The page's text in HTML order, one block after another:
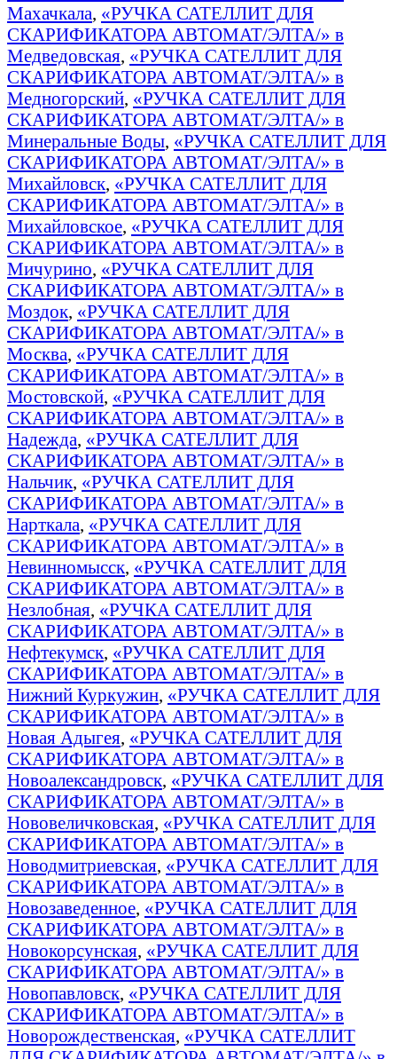
Махачкала, «РУЧКА САТЕЛЛИТ ДЛЯ
СКАРИФИКАТОРА АВТОМАТ/ЭЛТА/» в
Медведовская, «РУЧКА САТЕЛЛИТ ДЛЯ
СКАРИФИКАТОРА АВТОМАТ/ЭЛТА/» в
Медногорский, «РУЧКА САТЕЛЛИТ ДЛЯ
СКАРИФИКАТОРА АВТОМАТ/ЭЛТА/» в
Минеральные Воды, «РУЧКА САТЕЛЛИТ ДЛЯ
СКАРИФИКАТОРА АВТОМАТ/ЭЛТА/» в
Михайловск, «РУЧКА САТЕЛЛИТ ДЛЯ
СКАРИФИКАТОРА АВТОМАТ/ЭЛТА/» в
Михайловское, «РУЧКА САТЕЛЛИТ ДЛЯ
СКАРИФИКАТОРА АВТОМАТ/ЭЛТА/» в
Мичурино, «РУЧКА САТЕЛЛИТ ДЛЯ
СКАРИФИКАТОРА АВТОМАТ/ЭЛТА/» в
Моздок, «РУЧКА САТЕЛЛИТ ДЛЯ
СКАРИФИКАТОРА АВТОМАТ/ЭЛТА/» в
Москва, «РУЧКА САТЕЛЛИТ ДЛЯ
СКАРИФИКАТОРА АВТОМАТ/ЭЛТА/» в
Мостовской, «РУЧКА САТЕЛЛИТ ДЛЯ
СКАРИФИКАТОРА АВТОМАТ/ЭЛТА/» в
Надежда, «РУЧКА САТЕЛЛИТ ДЛЯ
СКАРИФИКАТОРА АВТОМАТ/ЭЛТА/» в
Нальчик, «РУЧКА САТЕЛЛИТ ДЛЯ
СКАРИФИКАТОРА АВТОМАТ/ЭЛТА/» в
Нарткала, «РУЧКА САТЕЛЛИТ ДЛЯ
СКАРИФИКАТОРА АВТОМАТ/ЭЛТА/» в
Невинномысск, «РУЧКА САТЕЛЛИТ ДЛЯ
СКАРИФИКАТОРА АВТОМАТ/ЭЛТА/» в
Незлобная, «РУЧКА САТЕЛЛИТ ДЛЯ
СКАРИФИКАТОРА АВТОМАТ/ЭЛТА/» в
Нефтекумск, «РУЧКА САТЕЛЛИТ ДЛЯ
СКАРИФИКАТОРА АВТОМАТ/ЭЛТА/» в
Нижний Куркужин, «РУЧКА САТЕЛЛИТ ДЛЯ
СКАРИФИКАТОРА АВТОМАТ/ЭЛТА/» в
Новая Адыгея, «РУЧКА САТЕЛЛИТ ДЛЯ
СКАРИФИКАТОРА АВТОМАТ/ЭЛТА/» в
Новоалександровск, «РУЧКА САТЕЛЛИТ ДЛЯ
СКАРИФИКАТОРА АВТОМАТ/ЭЛТА/» в
Нововеличковская, «РУЧКА САТЕЛЛИТ ДЛЯ
СКАРИФИКАТОРА АВТОМАТ/ЭЛТА/» в
Новодмитриевская, «РУЧКА САТЕЛЛИТ ДЛЯ
СКАРИФИКАТОРА АВТОМАТ/ЭЛТА/» в
Новозаведенное, «РУЧКА САТЕЛЛИТ ДЛЯ
СКАРИФИКАТОРА АВТОМАТ/ЭЛТА/» в
Новокорсунская, «РУЧКА САТЕЛЛИТ ДЛЯ
СКАРИФИКАТОРА АВТОМАТ/ЭЛТА/» в
Новопавловск, «РУЧКА САТЕЛЛИТ ДЛЯ
СКАРИФИКАТОРА АВТОМАТ/ЭЛТА/» в
Новорождественская, «РУЧКА САТЕЛЛИТ